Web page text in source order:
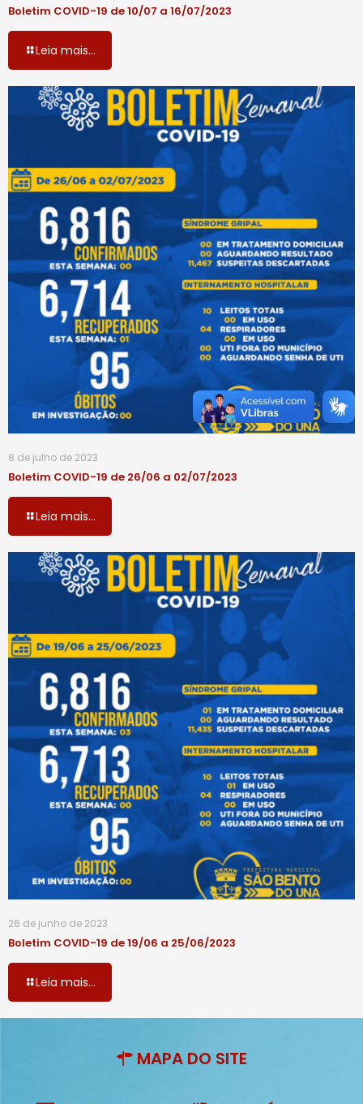
Boletim COVID-19 de 10/07 a 16/07/2023
Leia mais...
8 de julho de 2023
Boletim COVID-19 de 26/06 a 02/07/2023
Leia mais...
26 de junho de 2023
Boletim COVID-19 de 19/06 a 25/06/2023
Leia mais...
MAPA DO SITE